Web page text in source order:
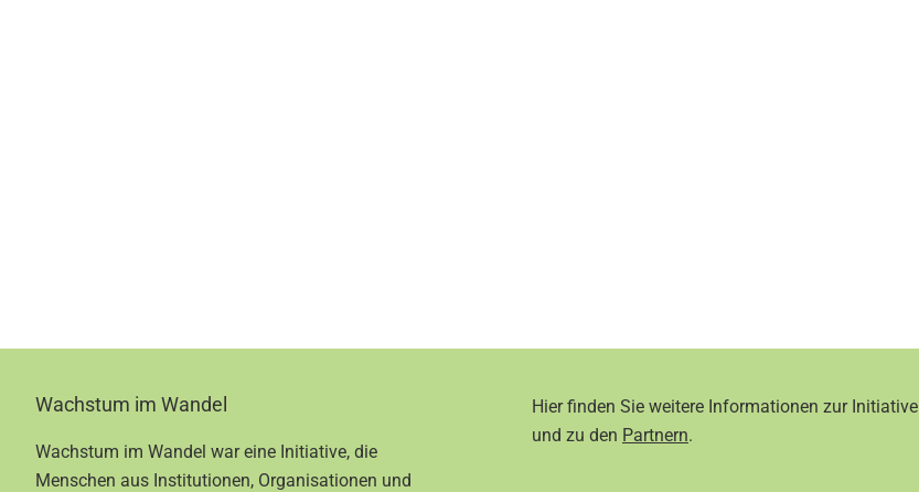
FooterWachstum im Wandel
Wachstum im Wandel war eine Initiative, die
Menschen aus Institutionen, Organisationen und
Hier finden Sie weitere Informationen zur Initiative
und zu den Partnern.